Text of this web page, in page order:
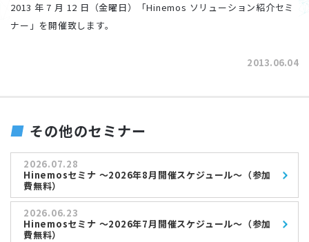
2013 年 7 月 12 日（金曜日）「Hinemos ソリューション紹介セミ
ナー」を開催致します。
2013.06.04
その他のセミナー
2026.07.28
Hinemosセミナ ～2026年8月開催スケジュール～（参加
費無料）
2026.06.23
Hinemosセミナ ～2026年7月開催スケジュール～（参加
費無料）